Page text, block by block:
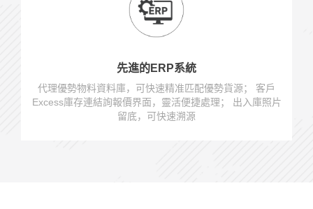
先進的ERP系統
代理優勢物料資料庫，可快速精准匹配優勢貨源； 客戶
Excess庫存連結詢報價界面，靈活便捷處理； 出入庫照片
留底，可快速溯源